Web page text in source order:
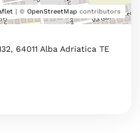
| © OpenStreetMap contributors
64011 Alba Adriatica TE